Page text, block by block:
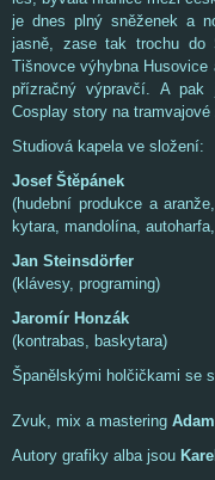
je dnes plný sněženek a
jasně, zase tak trochu do
Tišnovce výhybna
přízračný výpravčí. A
Cosplay story na
Studiová kapela ve složení:
Josef Štěpánek
(hudební produkce a
kytara, mandolína,
Jan Steinsdörfer
(klávesy, programing)
Jaromír Honzák
(kontrabas, baskytara)
Španělskými holčičkami se
Zvuk, mix a mastering
Autory grafiky alba jsou